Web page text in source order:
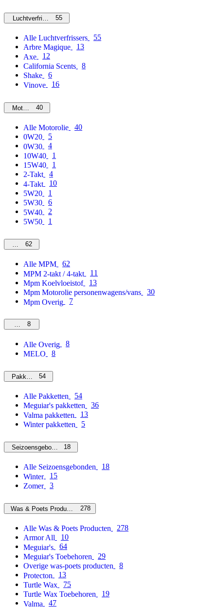
Luchtverfrissers55
Alle Luchtverfrissers
55
Arbre Magique
13
Axe
12
California Scents
8
Shake
6
Vinove
16
Motorolie40
Alle Motorolie
40
0W20
5
0W30
4
10W40
1
15W40
1
2-Takt
4
4-Takt
10
5W20
1
5W30
6
5W40
2
5W50
1
MPM62
Alle MPM
62
MPM 2-takt / 4-takt
11
Mpm Koelvloeistof
13
Mpm Motorolie personenwagens/vans
30
Mpm Overig
7
Overig
8
Alle Overig
8
MELO
8
Pakketten54
Alle Pakketten
54
Meguiar's pakketten
36
Valma pakketten
13
Winter pakketten
5
Seizoensgebonden18
Alle Seizoensgebonden
18
Winter
15
Zomer
3
Was & Poets Producten 278
Alle Was & Poets Producten
278
Armor All
10
Meguiar's
64
Meguiar's Toebehoren
29
Overige was-poets producten
8
Protecton
13
Turtle Wax
75
Turtle Wax Toebehoren
19
Valma
47